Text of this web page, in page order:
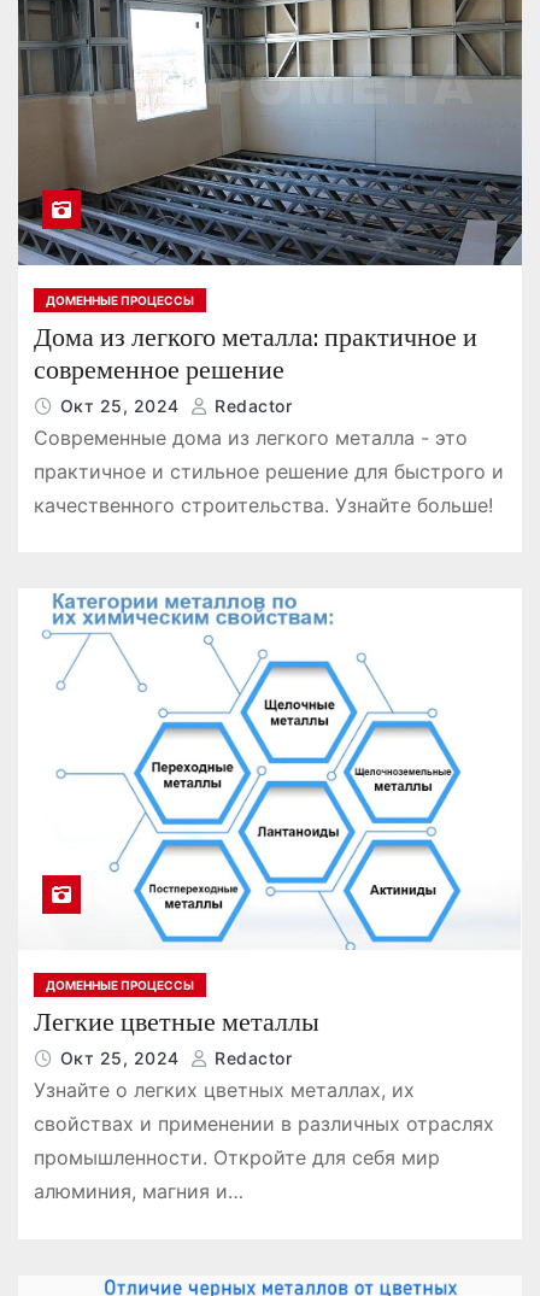
ДОМЕННЫЕ ПРОЦЕССЫ
Дома из легкого металла: практичное и
современное решение
Окт 25, 2024 Redactor
Современные дома из легкого металла - это
практичное и стильное решение для быстрого и
качественного строительства. Узнайте больше!
ДОМЕННЫЕ ПРОЦЕССЫ
Легкие цветные металлы
Окт 25, 2024 Redactor
Узнайте о легких цветных металлах, их
свойствах и применении в различных отраслях
промышленности. Откройте для себя мир
алюминия, магния и…